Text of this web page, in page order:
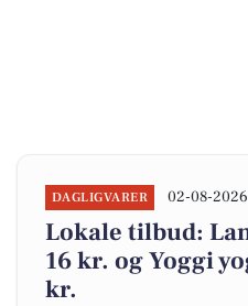
DAGLIGVARER 02-08-
Lokale tilbud:
16 kr. og Yoggi
kr.